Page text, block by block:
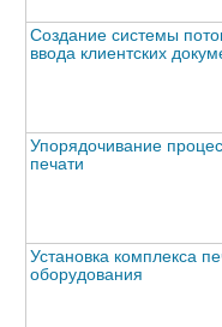
Создание системы
ввода клиентских
Упорядочивание
печати
Установка комплекса
оборудования